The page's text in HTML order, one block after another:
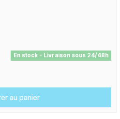
En stock - Livraison sous 24/48h
au panier